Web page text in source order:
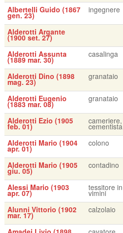
Albertelli Guido (1867
gen. 23)
ingegnere
Alderotti Argante
(1900 set. 27)
Alderotti Assunta
(1889 mar. 30)
casalinga
Alderotti Dino (1898
mag. 23)
granataio
Alderotti Eugenio
(1883 mar. 08)
granataio
Alderotti Ezio (1905
feb. 01)
cameriere,
cementista
Alderotti Mario (1904
apr. 01)
colono
Alderotti Mario (1905
giu. 05)
contadino
Alessi Mario (1903
apr. 07)
tessitore in
vimini
Alunni Vittorio (1902
mar. 17)
calzolaio